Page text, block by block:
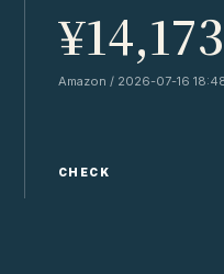
¥14,173
Amazon / 2026-07-16
CHECK